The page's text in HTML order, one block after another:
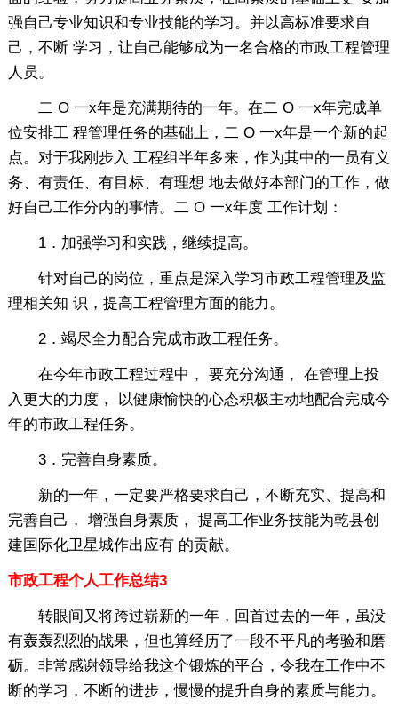
强自己专业知识和专业技能的学习。并以高标准要求自
己，不断 学习，让自己能够成为一名合格的市政工程管理
人员。
二 O 一x年是充满期待的一年。在二 O 一x年完成单
位安排工 程管理任务的基础上，二 O 一x年是一个新的起
点。对于我刚步入 工程组半年多来，作为其中的一员有义
务、有责任、有目标、有理想 地去做好本部门的工作，做
好自己工作分内的事情。二 O 一x年度 工作计划：
1．加强学习和实践，继续提高。
针对自己的岗位，重点是深入学习市政工程管理及监
理相关知 识，提高工程管理方面的能力。
2．竭尽全力配合完成市政工程任务。
在今年市政工程过程中， 要充分沟通， 在管理上投
入更大的力度， 以健康愉快的心态积极主动地配合完成今
年的市政工程任务。
3．完善自身素质。
新的一年，一定要严格要求自己，不断充实、提高和
完善自己， 增强自身素质， 提高工作业务技能为乾县创
建国际化卫星城作出应有 的贡献。
市政工程个人工作总结3
转眼间又将跨过崭新的一年，回首过去的一年，虽没
有轰轰烈烈的战果，但也算经历了一段不平凡的考验和磨
砺。非常感谢领导给我这个锻炼的平台，令我在工作中不
断的学习，不断的进步，慢慢的提升自身的素质与能力。